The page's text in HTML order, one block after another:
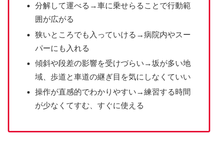
分解して運べる→車に乗せらることで行動範
囲が広がる
狭いところでも入っていける→病院内やスー
パーにも入れる
傾斜や段差の影響を受けづらい→坂が多い地
域、歩道と車道の継ぎ目を気にしなくていい
操作が直感的でわかりやすい→練習する時間
が少なくてすむ、すぐに使える